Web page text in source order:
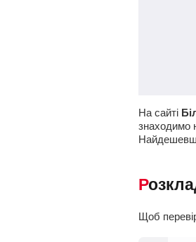
На сайті
знаходимо
Щоб